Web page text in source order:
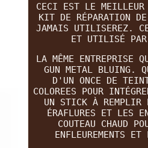
CECI EST LE
KIT DE RÉPARATION DE
JAMAIS UTILISEREZ.
ET UTILISÉ PAR
LA MÊME ENTREPRISE
GUN METAL BLUING.
D'UN ONCE DE
COLOREES POUR
UN STICK À REMPLIR
ÉRAFLURES ET LES
COUTEAU CHAUD
ENFLEUREMENTS